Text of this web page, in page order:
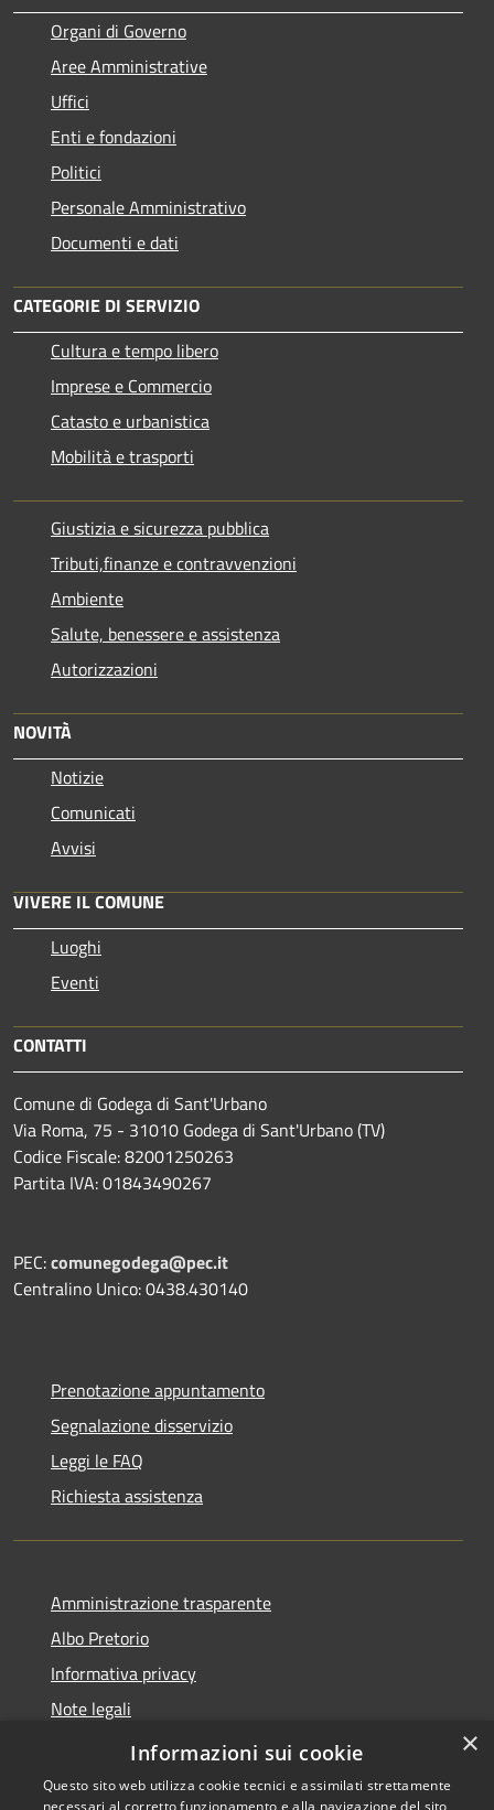
Organi di Governo
Aree Amministrative
Uffici
Enti e fondazioni
Politici
Personale Amministrativo
Documenti e dati
CATEGORIE DI SERVIZIO
Cultura e tempo libero
Imprese e Commercio
Catasto e urbanistica
Mobilità e trasporti
Giustizia e sicurezza pubblica
Tributi,finanze e contravvenzioni
Ambiente
Salute, benessere e assistenza
Autorizzazioni
NOVITÀ
Notizie
Comunicati
Avvisi
VIVERE IL COMUNE
Luoghi
Eventi
CONTATTI
Comune di Godega di Sant'Urbano
Via Roma, 75 - 31010 Godega di Sant'Urbano (TV)
Codice Fiscale: 82001250263
Partita IVA: 01843490267
PEC:comunegodega@pec.it
Centralino Unico: 0438.430140
Prenotazione appuntamento
Segnalazione disservizio
Leggi le FAQ
Richiesta assistenza
Amministrazione trasparente
Albo Pretorio
Informativa privacy
Note legali
Dichiarazione di accessibilità
×
Informazioni sui cookie
Questo sito web utilizza cookie tecnici e assimilati strettamente
necessari al corretto funzionamento e alla navigazione del sito,